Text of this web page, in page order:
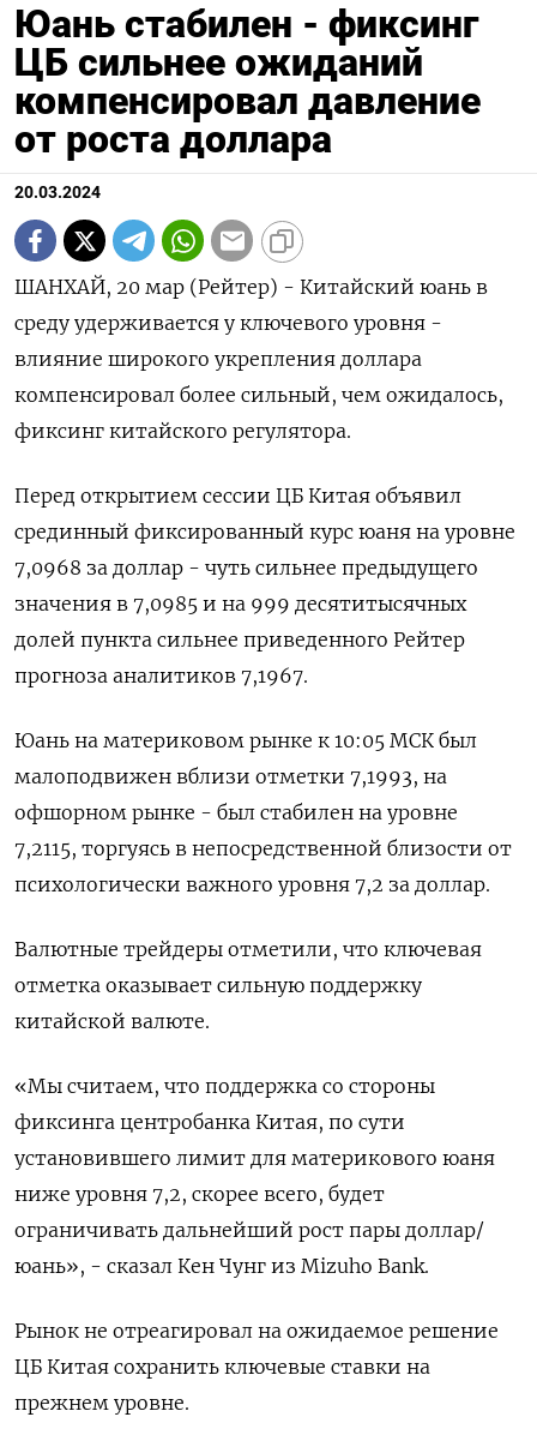
Юань стабилен - фиксинг
ЦБ сильнее ожиданий
компенсировал давление
от роста доллара
20.03.2024
ШАНХАЙ, 20 мар (Рейтер) - Китайский юань в
среду удерживается у ключевого уровня -
влияние широкого укрепления доллара
компенсировал более сильный, чем ожидалось,
фиксинг китайского регулятора.
Перед открытием сессии ЦБ Китая объявил
срединный фиксированный курс юаня на уровне
7,0968 за доллар - чуть сильнее предыдущего
значения в 7,0985 и на 999 десятитысячных
долей пункта сильнее приведенного Рейтер
прогноза аналитиков 7,1967.
Юань на материковом рынке к 10:05 МСК был
малоподвижен вблизи отметки 7,1993​, на
офшорном рынке - был стабилен на уровне
7,2115, торгуясь в непосредственной близости от
психологически важного уровня 7,2 за доллар.
Валютные трейдеры отметили, что ключевая
отметка оказывает сильную поддержку
китайской валюте.
«Мы считаем, что поддержка со стороны
фиксинга центробанка Китая, по сути
установившего лимит для материкового юаня
ниже уровня 7,2, скорее всего, будет
ограничивать дальнейший рост пары доллар/
юань», - сказал Кен Чунг из Mizuho Bank.
Рынок не отреагировал на ожидаемое решение
ЦБ Китая сохранить ключевые ставки на
прежнем уровне.